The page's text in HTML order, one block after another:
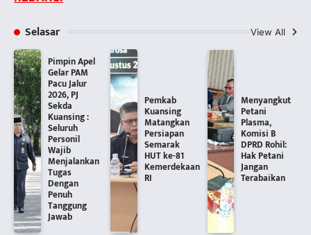
Selasar View All
Pimpin Apel
Gelar PAM
Pacu Jalur
2026, PJ
Sekda
Kuansing :
Seluruh
Personil
Wajib
Menjalankan
Tugas
Dengan
Penuh
Tanggung
Jawab
Pemkab
Kuansing
Matangkan
Persiapan
Semarak
HUT ke-81
Kemerdekaan
RI
Menyangkut
Petani
Plasma,
Komisi B
DPRD Rohil:
Hak Petani
Jangan
Terabaikan